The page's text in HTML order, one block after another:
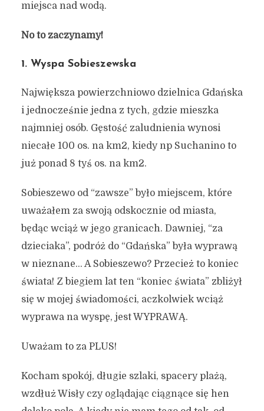
miejsca nad wodą.
No to zaczynamy!
1. Wyspa Sobieszewska
Największa powierzchniowo dzielnica Gdańska
i jednocześnie jedna z tych, gdzie mieszka
najmniej osób. Gęstość zaludnienia wynosi
niecałe 100 os. na km2, kiedy np Suchanino to
już ponad 8 tyś os. na km2.
Sobieszewo od “zawsze” było miejscem, które
uważałem za swoją odskocznie od miasta,
będąc wciąż w jego granicach. Dawniej, “za
dzieciaka”, podróż do “Gdańska” była wyprawą
w nieznane… A Sobieszewo? Przecież to koniec
świata! Z biegiem lat ten “koniec świata” zbliżył
się w mojej świadomości, aczkolwiek wciąż
wyprawa na wyspę, jest WYPRAWĄ.
Uważam to za PLUS!
Kocham spokój, długie szlaki, spacery plażą,
wzdłuż Wisły czy oglądając ciągnące się hen